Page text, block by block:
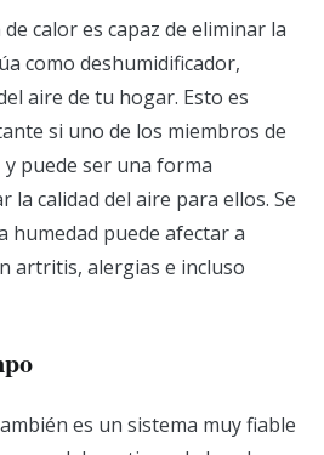
calor es capaz de eliminar la
como deshumidificador,
aire de tu hogar. Esto es
si uno de los miembros de
y ​​puede ser una forma
calidad del aire para ellos. Se
humedad puede afectar a
artritis, alergias e incluso
es un sistema muy fiable